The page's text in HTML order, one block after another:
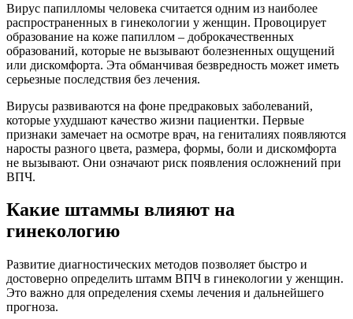
Вирус папилломы человека считается одним из наиболее
распространенных в гинекологии у женщин. Провоцирует
образование на коже папиллом – доброкачественных
образований, которые не вызывают болезненных ощущений
или дискомфорта. Эта обманчивая безвредность может иметь
серьезные последствия без лечения.
Вирусы развиваются на фоне предраковых заболеваний,
которые ухудшают качество жизни пациентки. Первые
признаки замечает на осмотре врач, на гениталиях появляются
наросты разного цвета, размера, формы, боли и дискомфорта
не вызывают. Они означают риск появления осложнений при
ВПЧ.
Какие штаммы влияют на
гинекологию
Развитие диагностических методов позволяет быстро и
достоверно определить штамм ВПЧ в гинекологии у женщин.
Это важно для определения схемы лечения и дальнейшего
прогноза.